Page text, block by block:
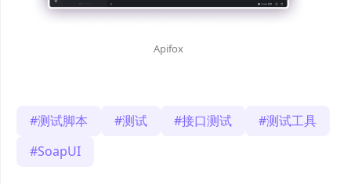
Apifox
测试脚本 测试 接口测试
测试工具
SoapUI